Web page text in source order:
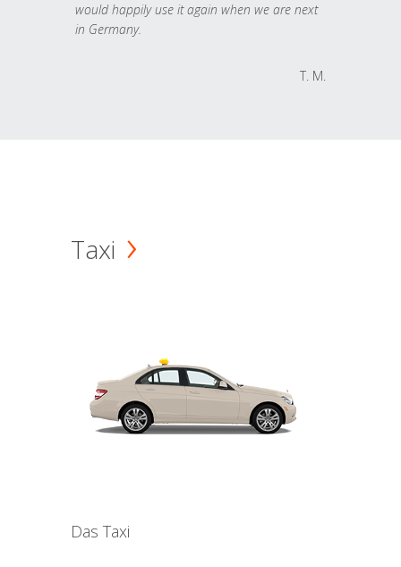
would happily use it again when we are next
in Germany.
T. M.
Taxi
Das Taxi